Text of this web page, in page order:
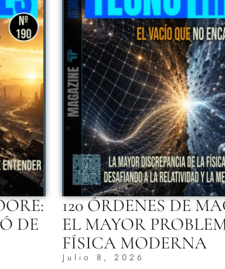
DE
120 ÓRDENES DE
EL MAYOR
FÍSICA MODERNA
Julio 8, 2026